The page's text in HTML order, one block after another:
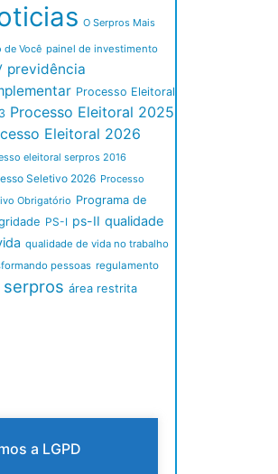
O Serpros Mais
de Você painel de investimento
previdência
Processo Eleitoral
Processo Eleitoral 2025
Eleitoral 2026
eleitoral serpros 2016
Seletivo 2026 Processo
Obrigatório Programa de
PS-I ps-II qualidade
qualidade de vida no trabalho
pessoas regulamento
serpros área restrita
a LGPD